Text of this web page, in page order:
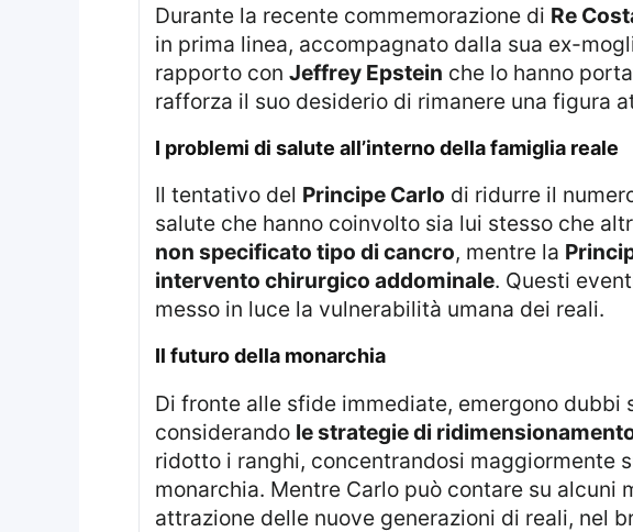
Durante la recente commemorazione di Re
in prima linea, accompagnato dalla sua ex-
rapporto con Jeffrey Epstein che lo hanno
rafforza il suo desiderio di rimanere una figura
I problemi di salute all’interno della famiglia reale
Il tentativo del Principe Carlo di ridurre il
salute che hanno coinvolto sia lui stesso che
non specificato tipo di cancro, mentre la
intervento chirurgico addominale. Questi
messo in luce la vulnerabilità umana dei reali.
Il futuro della monarchia
Di fronte alle sfide immediate, emergono dubbi sul futuro della stratificazione della famiglia reale, soprattutto
considerando le strategie di
ridotto i ranghi, concentrandosi maggiormente
monarchia. Mentre Carlo può contare su
attrazione delle nuove generazioni di reali, nel